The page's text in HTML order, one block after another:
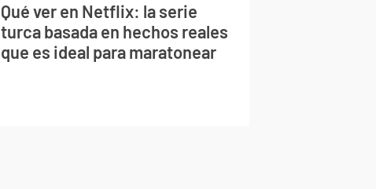
Qué ver en Netflix: la serie
turca basada en hechos reales
que es ideal para maratonear